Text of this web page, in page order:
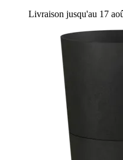
Livraison jusqu'au 17